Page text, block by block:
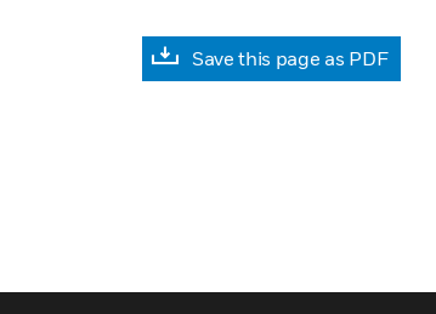
Save this page as PDF